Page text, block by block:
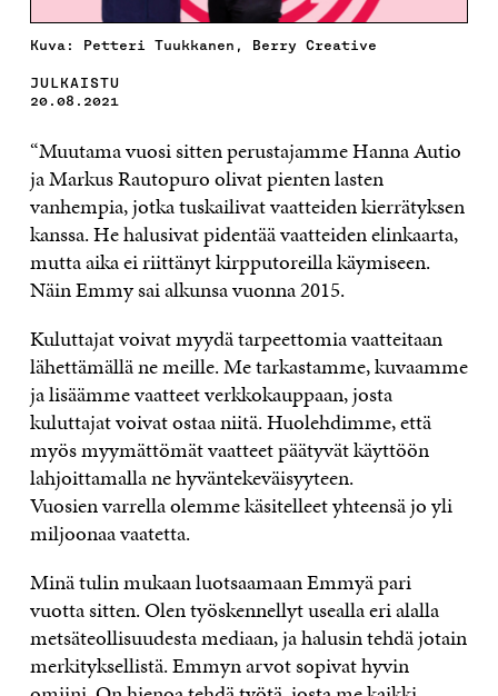
Kuva: Petteri Tuukkanen, Berry Creative
JULKAISTU
20.08.2021
“Muutama vuosi sitten perustajamme Hanna Autio
ja Markus Rautopuro olivat pienten lasten
vanhempia, jotka tuskailivat vaatteiden kierrätyksen
kanssa. He halusivat pidentää vaatteiden elinkaarta,
mutta aika ei riittänyt kirpputoreilla käymiseen.
Näin Emmy sai alkunsa vuonna 2015.
Kuluttajat voivat myydä tarpeettomia vaatteitaan
lähettämällä ne meille. Me tarkastamme, kuvaamme
ja lisäämme vaatteet verkkokauppaan, josta
kuluttajat voivat ostaa niitä. Huolehdimme, että
myös myymättömät vaatteet päätyvät käyttöön
lahjoittamalla ne hyväntekeväisyyteen.
Vuosien varrella olemme käsitelleet yhteensä jo yli
miljoonaa vaatetta.
Minä tulin mukaan luotsaamaan Emmyä pari
vuotta sitten. Olen työskennellyt usealla eri alalla
metsäteollisuudesta mediaan, ja halusin tehdä jotain
merkityksellistä. Emmyn arvot sopivat hyvin